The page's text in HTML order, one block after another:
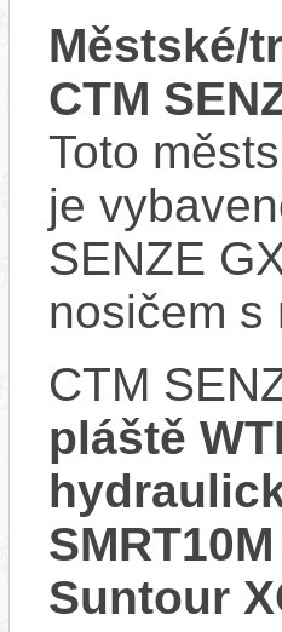
Městské/
CTM
Toto
je
SENZE
nosičem s
CTM
pláště
SMRT10M
Suntour